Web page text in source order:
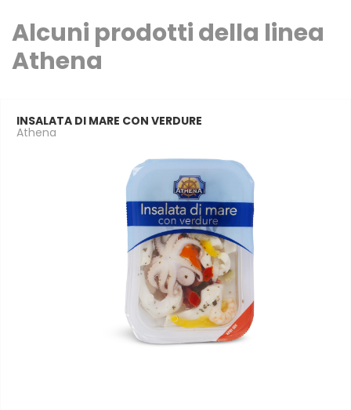
Alcuni prodotti della linea
Athena
INSALATA DI MARE CON VERDURE
Athena